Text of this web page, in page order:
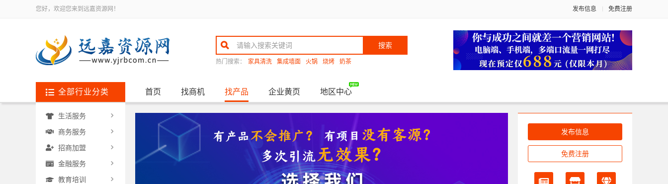
您好，欢迎您来到远嘉资源网！ 发布信息 免费注册
搜索
热门搜索： 家具清洗 集成墙面 火锅 烧烤 奶茶
全部行业分类 首页 找商机 找产品 企业黄页 地区中心
生活服务
商务服务
招商加盟
金融服务
教育培训
发布信息
免费注册